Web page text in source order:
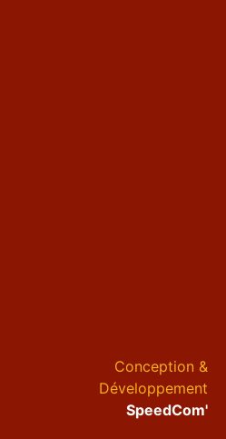
Conception &
Développement
SpeedCom'